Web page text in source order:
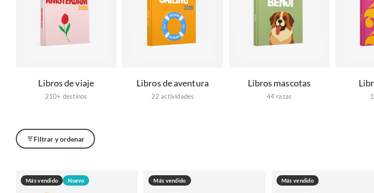
Libros de viaje
210+ destinos
Libros de aventura
22 actividades
Libros mascotas
44 razas
Filtrar y ordenar
Más vendido Nuevo Más vendido Más vendido